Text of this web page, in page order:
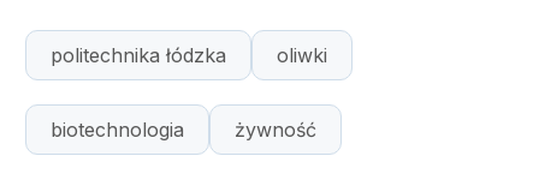
politechnika łódzka oliwki
biotechnologia żywność